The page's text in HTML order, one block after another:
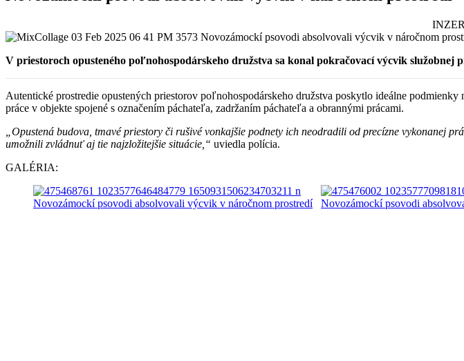
V priestoroch opusteného poľnohospodárskeho družstva sa konal pokračovací výcvik
Autentické prostredie opustených priestorov poľnohospodárskeho družstva poskytlo ideálne
práce v objekte spojené s označením páchateľa, zadržaním páchateľa a obrannými prácami.
„Opustená budova, tmavé priestory či rušivé vonkajšie podnety ich neodradili od precízne vykonanej
umožnili zvládnuť aj tie najzložitejšie situácie,“ uviedla polícia.
GALÉRIA: